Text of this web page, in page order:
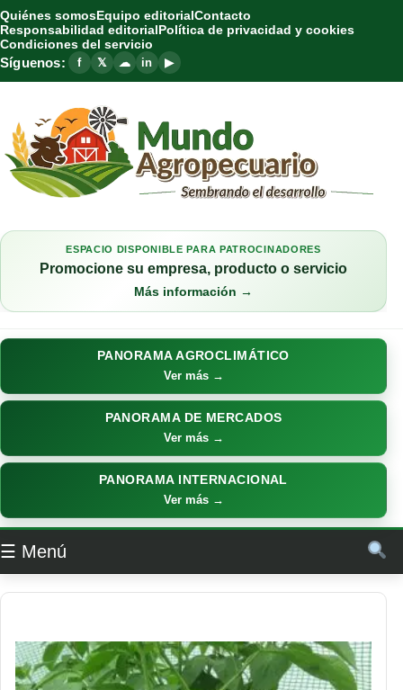
Quiénes somosEquipo editorialContacto
Responsabilidad editorialPolítica de privacidad y cookies
Condiciones del servicio
Síguenos: f 𝕏 ☁ in ▶
ESPACIO DISPONIBLE PARA PATROCINADORES
Promocione su empresa, producto o servicio
Más información →
PANORAMA AGROCLIMÁTICO
Ver más →
PANORAMA DE MERCADOS
Ver más →
PANORAMA INTERNACIONAL
Ver más →
☰ Menú